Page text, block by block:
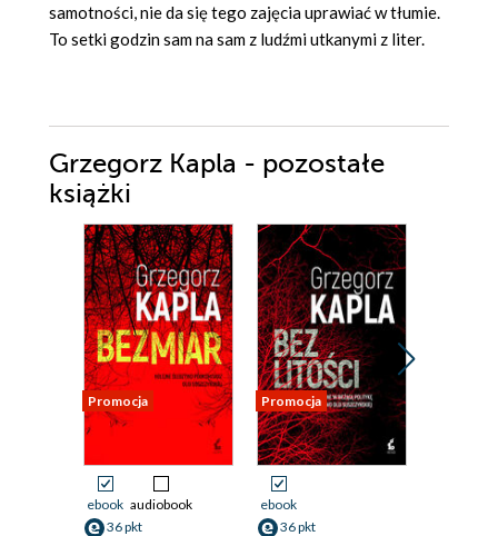
samotności, nie da się tego zajęcia uprawiać w tłumie.
To setki godzin sam na sam z ludźmi utkanymi z liter.
Grzegorz Kapla - pozostałe
książki
Promocja
ebook audiobook
36 pkt
Promocja
ebook
36 pkt